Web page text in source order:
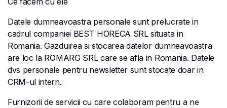
Datele dumneavoastra personale sunt prelucrate in
cadrul companiei BEST HORECA SRL situata in
Romania. Gazduirea si stocarea datelor dumneavoastra
are loc la ROMARG SRL care se afla in Romania. Datele
dvs personale pentru newsletter sunt stocate doar in
CRM-ul intern.
Furnizorii de servicii cu care colaboram pentru a ne